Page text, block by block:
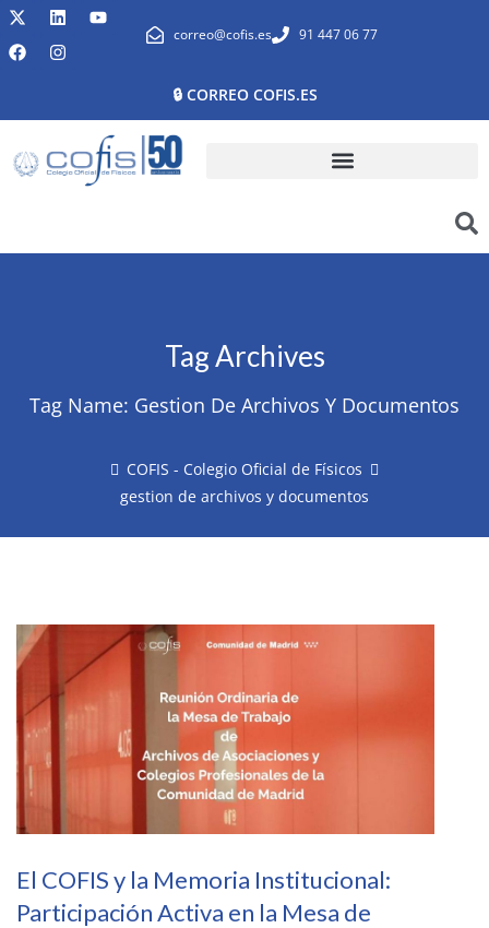
correo@cofis.es 91 447 06 77
🔒 CORREO COFIS.ES
Tag Archives
Tag Name: Gestion De Archivos Y Documentos
COFIS - Colegio Oficial de Físicos
gestion de archivos y documentos
El COFIS y la Memoria Institucional:
Participación Activa en la Mesa de